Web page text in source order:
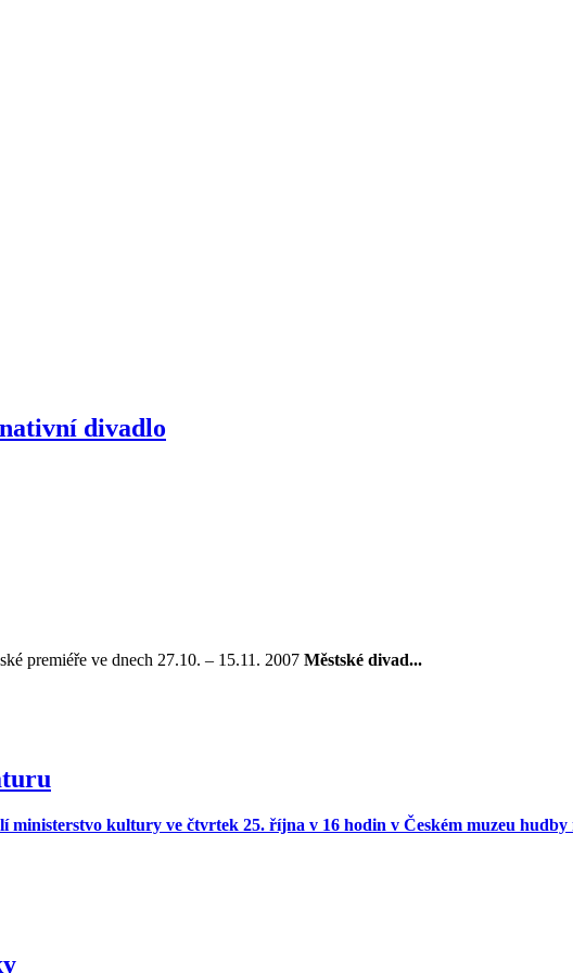
divadlo
premiéře ve dnech 27.10. – 15.11. 2007 Městské divad...
kultury ve čtvrtek 25. října v 16 hodin v Českém muzeu hudby